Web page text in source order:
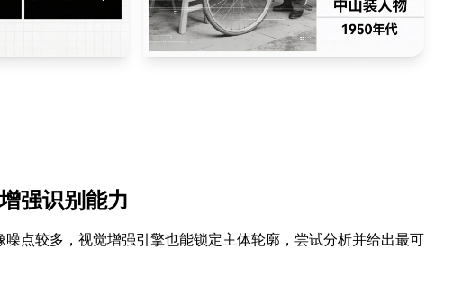
强识别能力
噪点较多，视觉增强引擎也能锁定主体轮廓，尝试分析并给出最可